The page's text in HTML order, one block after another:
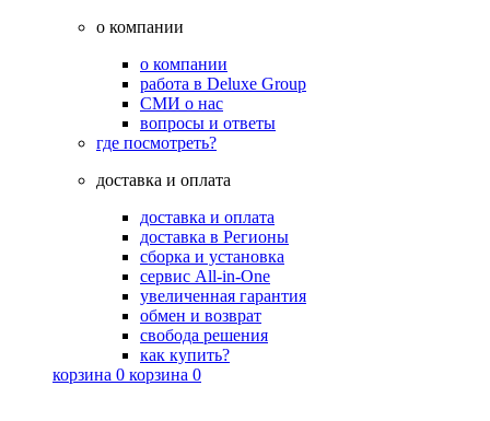
о компании
о компании
работа в Deluxe Group
СМИ о нас
вопросы и ответы
где посмотреть?
доставка и оплата
доставка и оплата
доставка в Регионы
сборка и установка
сервис All-in-One
увеличенная гарантия
обмен и возврат
свобода решения
как купить?
корзина 0 корзина 0